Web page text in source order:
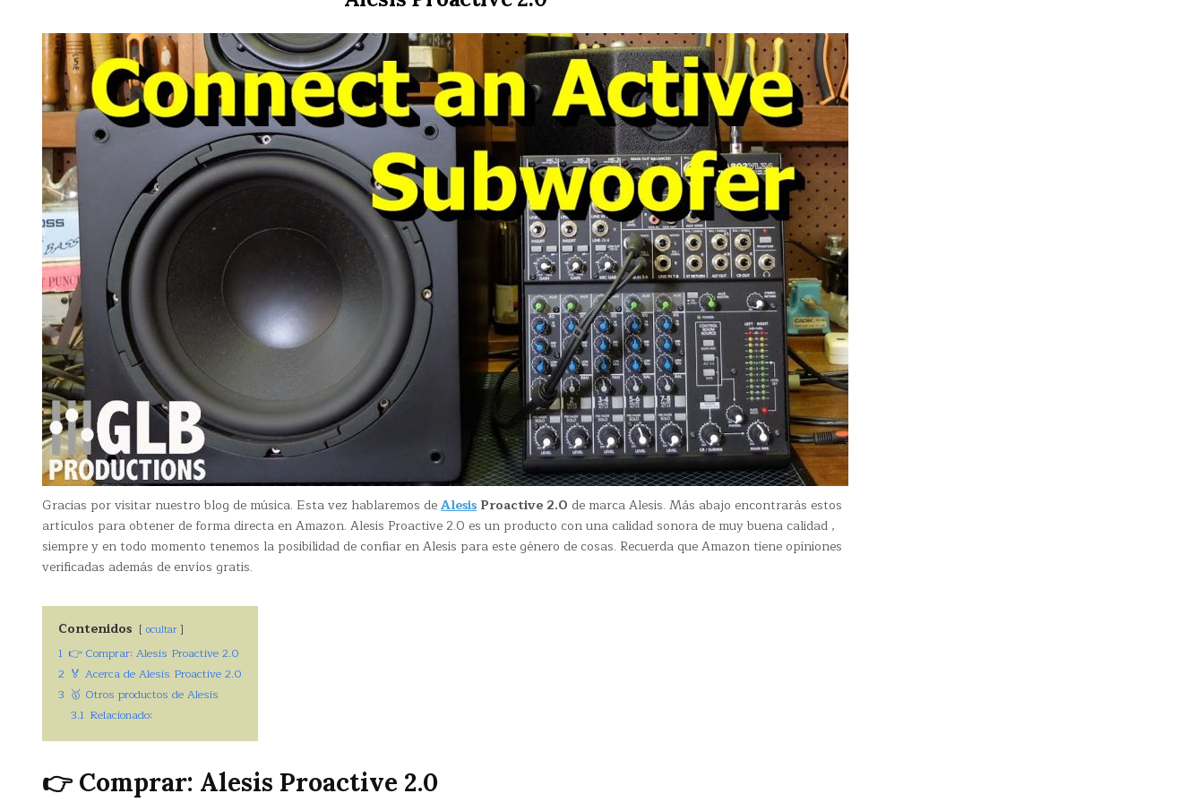
Gracias por visitar nuestro blog de música. Esta vez hablaremos deAlesis Proactive 2.0 de marca Alesis. Más abajo encontrarás estos
artículos para obtener de forma directa en Amazon. Alesis Proactive 2.0 es un producto con una calidad sonora de muy buena calidad ,
siempre y en todo momento tenemos la posibilidad de confiar en Alesis para este género de cosas. Recuerda que Amazon tiene opiniones
verificadas además de envíos gratis.
Contenidos ocultar
1 👉 Comprar: Alesis Proactive 2.0
2 🏅 Acerca de Alesis Proactive 2.0
3 🥇 Otros productos de Alesis
3.1 Relacionado:
👉 Comprar: Alesis Proactive 2.0